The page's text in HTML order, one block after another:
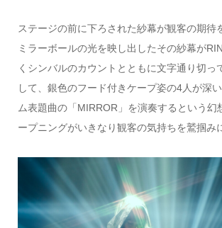
ステージの前に下ろされた紗幕が観客の期待
ミラーボールの光を映し出したその紗幕が
くシンバルのカウントとともに文字通り切っ
して、銀色のフード付きケープ姿の4人が深
ム表題曲の「MIRROR」を演奏するという幻
ープニングがいきなり観客の気持ちを鷲掴み